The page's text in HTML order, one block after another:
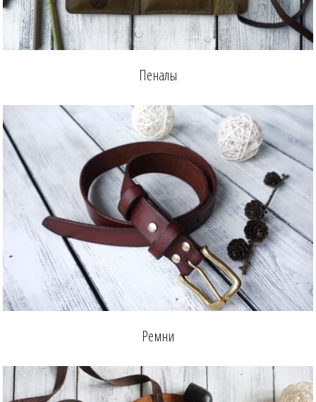
Пеналы
Ремни